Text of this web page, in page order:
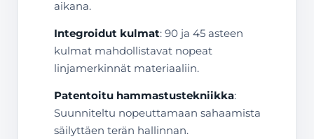
aikana.
Integroidut kulmat: 90 ja 45 asteen
kulmat mahdollistavat nopeat
linjamerkinnät materiaaliin.
Patentoitu hammastustekniikka:
Suunniteltu nopeuttamaan sahaamista
säilyttäen terän hallinnan.